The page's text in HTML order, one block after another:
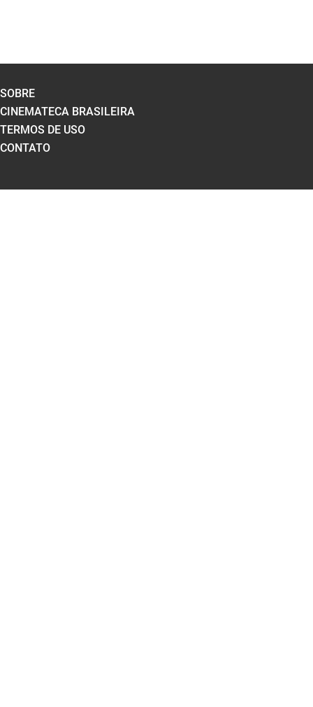
SOBRE
CINEMATECA BRASILEIRA
TERMOS DE USO
CONTATO